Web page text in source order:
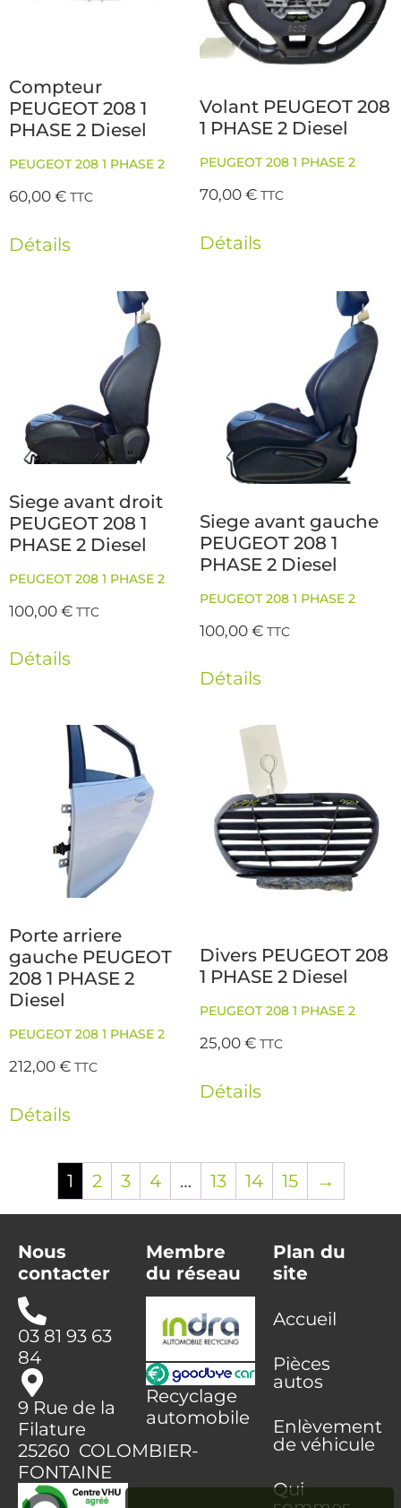
Compteur
PEUGEOT 208 1
PHASE 2 Diesel
PEUGEOT 208 1 PHASE 2
60,00€ TTC
Détails
Volant PEUGEOT 208
1 PHASE 2 Diesel
PEUGEOT 208 1 PHASE 2
70,00€ TTC
Détails
Siege avant droit
PEUGEOT 208 1
PHASE 2 Diesel
PEUGEOT 208 1 PHASE 2
100,00€ TTC
Détails
Siege avant gauche
PEUGEOT 208 1
PHASE 2 Diesel
PEUGEOT 208 1 PHASE 2
100,00€ TTC
Détails
Porte arriere
gauche PEUGEOT
208 1 PHASE 2
Diesel
PEUGEOT 208 1 PHASE 2
212,00€ TTC
Détails
Divers PEUGEOT 208
1 PHASE 2 Diesel
PEUGEOT 208 1 PHASE 2
25,00€ TTC
Détails
1 2 3 4 … 13 14 15 →
Nous
contacter
03 81 93 63
84
9 Rue de la
Filature
25260 COLOMBIER-
FONTAINE
Membre
du réseau
Recyclage
automobile
Plan du
site
Accueil
Pièces
autos
Enlèvement
de véhicule
Qui